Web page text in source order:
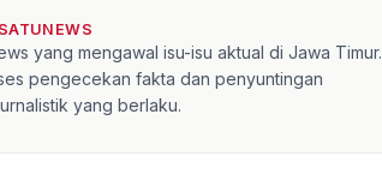
yang mengawal isu-isu aktual di Jawa Timur.
pengecekan fakta dan penyuntingan
yang berlaku.